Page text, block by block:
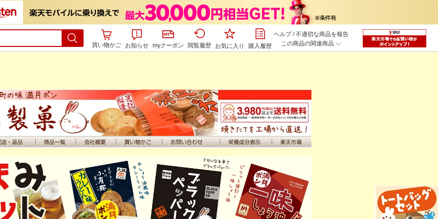
買い物かご お知らせ myクーポン 閲覧履歴 お気に入り 購入履歴
ヘルプ/不適切な商品を報告
この商品の関連商品